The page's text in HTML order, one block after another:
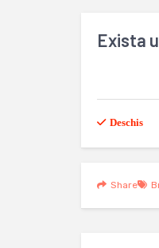
Exista
Deschis
Share